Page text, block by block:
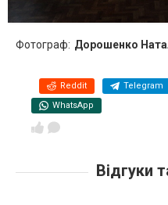
Фотограф: Дорошенко
Reddit Telegram
WhatsApp
Відгуки